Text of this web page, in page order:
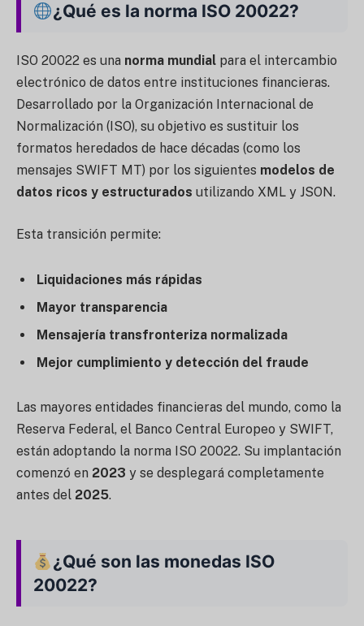
¿Qué es la norma ISO 20022?
ISO 20022 es una norma mundial para el intercambio
electrónico de datos entre instituciones financieras.
Desarrollado por la Organización Internacional de
Normalización (ISO), su objetivo es sustituir los
formatos heredados de hace décadas (como los
mensajes SWIFT MT) por los siguientes modelos de
datos ricos y estructurados utilizando XML y JSON.
Esta transición permite:
Liquidaciones más rápidas
Mayor transparencia
Mensajería transfronteriza normalizada
Mejor cumplimiento y detección del fraude
Las mayores entidades financieras del mundo, como la
Reserva Federal, el Banco Central Europeo y SWIFT,
están adoptando la norma ISO 20022. Su implantación
comenzó en 2023 y se desplegará completamente
antes del 2025.
¿Qué son las monedas ISO
20022?